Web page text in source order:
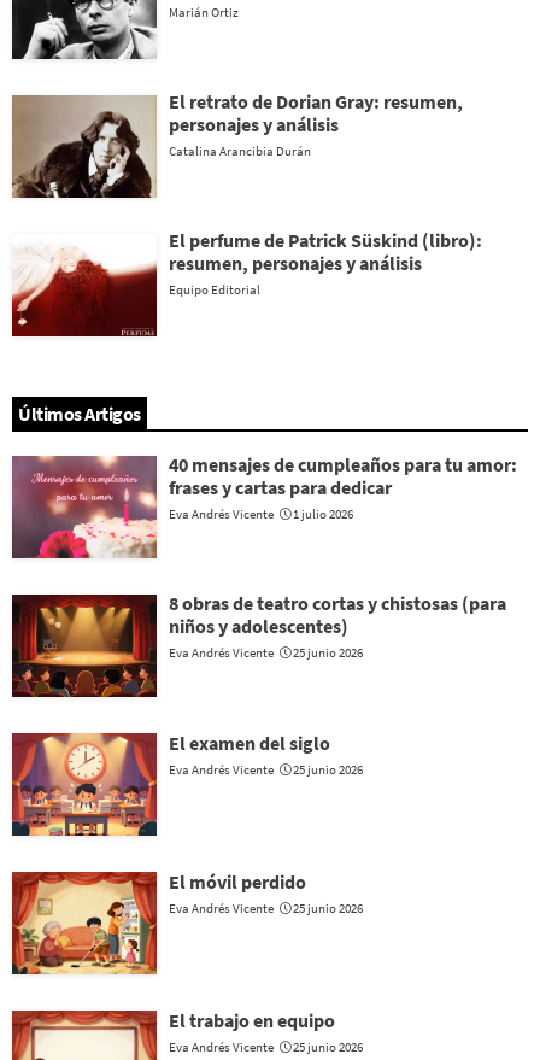
Marián Ortiz
El retrato de Dorian Gray: resumen,
personajes y análisis
Catalina Arancibia Durán
El perfume de Patrick Süskind (libro):
resumen, personajes y análisis
Equipo Editorial
Últimos Artigos
40 mensajes de cumpleaños para tu amor:
frases y cartas para dedicar
Eva Andrés Vicente 1 julio 2026
8 obras de teatro cortas y chistosas (para
niños y adolescentes)
Eva Andrés Vicente 25 junio 2026
El examen del siglo
Eva Andrés Vicente 25 junio 2026
El móvil perdido
Eva Andrés Vicente 25 junio 2026
El trabajo en equipo
Eva Andrés Vicente 25 junio 2026